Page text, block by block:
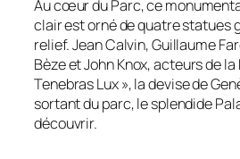
Au cœur du Parc, ce
clair est orné de quatre statues
relief. Jean Calvin, Guillaume
Bèze et John Knox, acteurs de
Tenebras Lux », la devise de
sortant du parc, le splendide
découvrir.